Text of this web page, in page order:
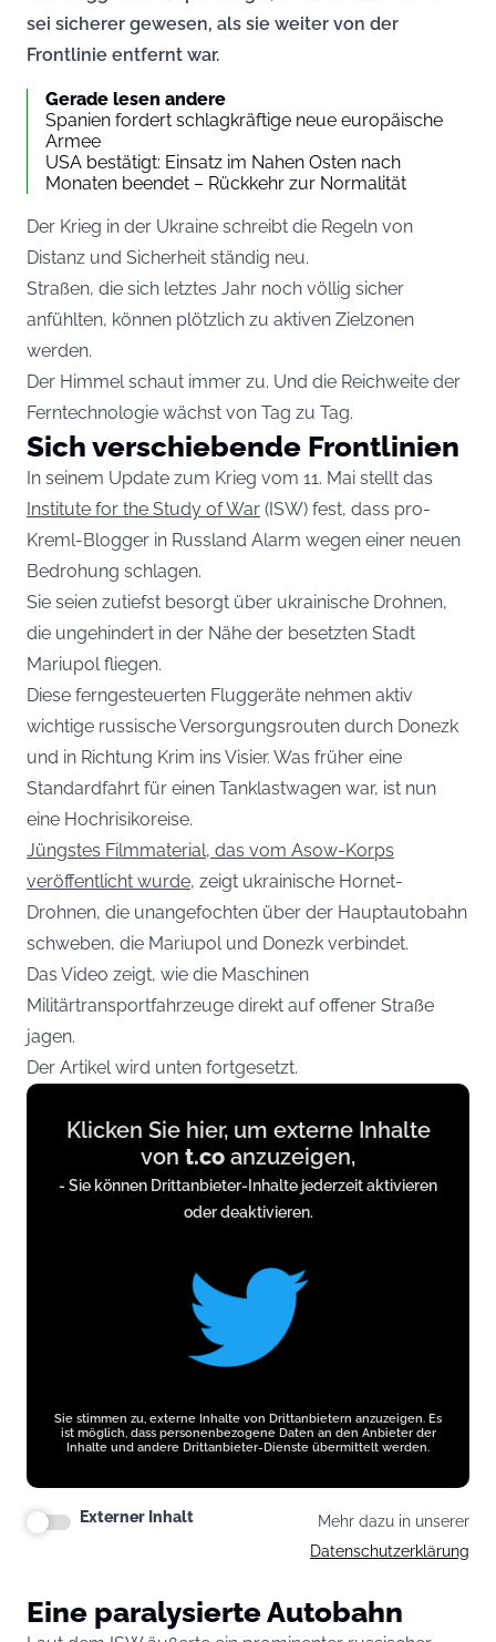
sei sicherer gewesen, als sie weiter von der
Frontlinie entfernt war.
Gerade lesen andere
Spanien fordert schlagkräftige neue europäische
Armee
USA bestätigt: Einsatz im Nahen Osten nach
Monaten beendet – Rückkehr zur Normalität
Der Krieg in der Ukraine schreibt die Regeln von
Distanz und Sicherheit ständig neu.
Straßen, die sich letztes Jahr noch völlig sicher
anfühlten, können plötzlich zu aktiven Zielzonen
werden.
Der Himmel schaut immer zu. Und die Reichweite der
Ferntechnologie wächst von Tag zu Tag.
Sich verschiebende Frontlinien
In seinem Update zum Krieg vom 11. Mai stellt das
Institute for the Study of War (ISW) fest, dass pro-
Kreml-Blogger in Russland Alarm wegen einer neuen
Bedrohung schlagen.
Sie seien zutiefst besorgt über ukrainische Drohnen,
die ungehindert in der Nähe der besetzten Stadt
Mariupol fliegen.
Diese ferngesteuerten Fluggeräte nehmen aktiv
wichtige russische Versorgungsrouten durch Donezk
und in Richtung Krim ins Visier. Was früher eine
Standardfahrt für einen Tanklastwagen war, ist nun
eine Hochrisikoreise.
Jüngstes Filmmaterial, das vom Asow-Korps
veröffentlicht wurde, zeigt ukrainische Hornet-
Drohnen, die unangefochten über der Hauptautobahn
schweben, die Mariupol und Donezk verbindet.
Das Video zeigt, wie die Maschinen
Militärtransportfahrzeuge direkt auf offener Straße
jagen.
Der Artikel wird unten fortgesetzt.
Display
contentKlicken Sie hier, um externe Inhalte
von t.co anzuzeigen,
- Sie können Drittanbieter-Inhalte jederzeit aktivieren
oder deaktivieren.
Sie stimmen zu, externe Inhalte von Drittanbietern anzuzeigen. Es
ist möglich, dass personenbezogene Daten an den Anbieter der
Inhalte und andere Drittanbieter-Dienste übermittelt werden.
Externer Inhalt
Mehr dazu in unserer
Datenschutzerklärung
Eine paralysierte Autobahn